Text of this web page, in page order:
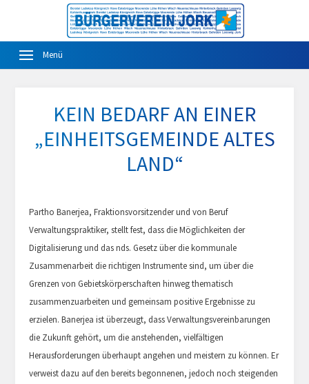
KEIN BEDARF AN EINER
„EINHEITSGEMEINDE ALTES
LAND“
Partho Banerjea, Fraktionsvorsitzender und von Beruf
Verwaltungspraktiker, stellt fest, dass die Möglichkeiten der
Digitalisierung und das nds. Gesetz über die kommunale
Zusammenarbeit die richtigen Instrumente sind, um über die
Grenzen von Gebietskörperschaften hinweg thematisch
zusammenzuarbeiten und gemeinsam positive Ergebnisse zu
erzielen. Banerjea ist überzeugt, dass Verwaltungsvereinbarungen
die Zukunft gehört, um die anstehenden, vielfältigen
Herausforderungen überhaupt angehen und meistern zu können. Er
verweist dazu auf den bereits begonnenen, jedoch noch steigenden